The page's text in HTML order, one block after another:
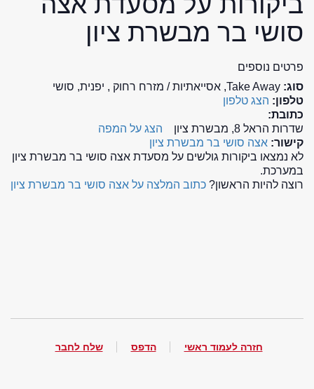
סושי בר מבשרת ציון
פרטים נוספים
סוג: Take Away, אסייאתיות / מזרח רחוק , יפנית, סושי
טלפון: הצג טלפון
כתובת:
שדרות הראל 8, מבשרת ציון
הצג על המפה
קישור: אצה סושי בר מבשרת ציון
לא נמצאו ביקורות גולשים על מסעדת אצה סושי בר מבשרת ציון
במערכת.
רוצה להיות הראשון? כתוב המלצה על אצה סושי בר מבשרת ציון
חזרה לעמוד ראשי הדפס שלח לחבר